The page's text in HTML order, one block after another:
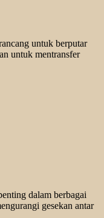
untuk berputar
untuk mentransfer
dalam berbagai
gesekan antar